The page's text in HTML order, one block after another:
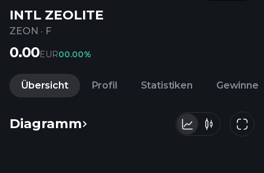
INTL ZEOLITE
ZEON · F
0.00EUR00.00%
Übersicht Profil Statistiken Gewinne
Diagramm